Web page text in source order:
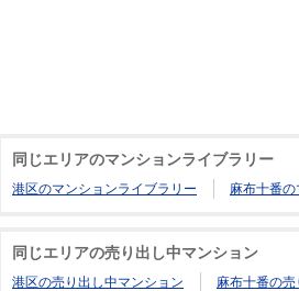
同じエリアのマンションライブラリー
港区のマンションライブラリー 麻布十番
同じエリアの売り出し中マンション
港区の売り出し中マンション 麻布十番の